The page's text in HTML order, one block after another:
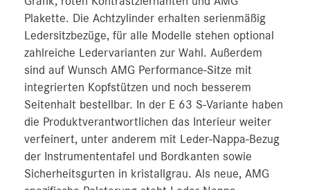
Plakette. Die Achtzylinder erhalten serienmäßig
Ledersitzbezüge, für alle Modelle stehen optional
zahlreiche Ledervarianten zur Wahl. Außerdem
sind auf Wunsch AMG Performance-Sitze mit
integrierten Kopfstützen und noch besserem
Seitenhalt bestellbar. In der E 63 S-Variante haben
die Produktverantwortlichen das Interieur weiter
verfeinert, unter anderem mit Leder-Nappa-Bezug
der Instrumententafel und Bordkanten sowie
Sicherheitsgurten in kristallgrau. Als neue, AMG